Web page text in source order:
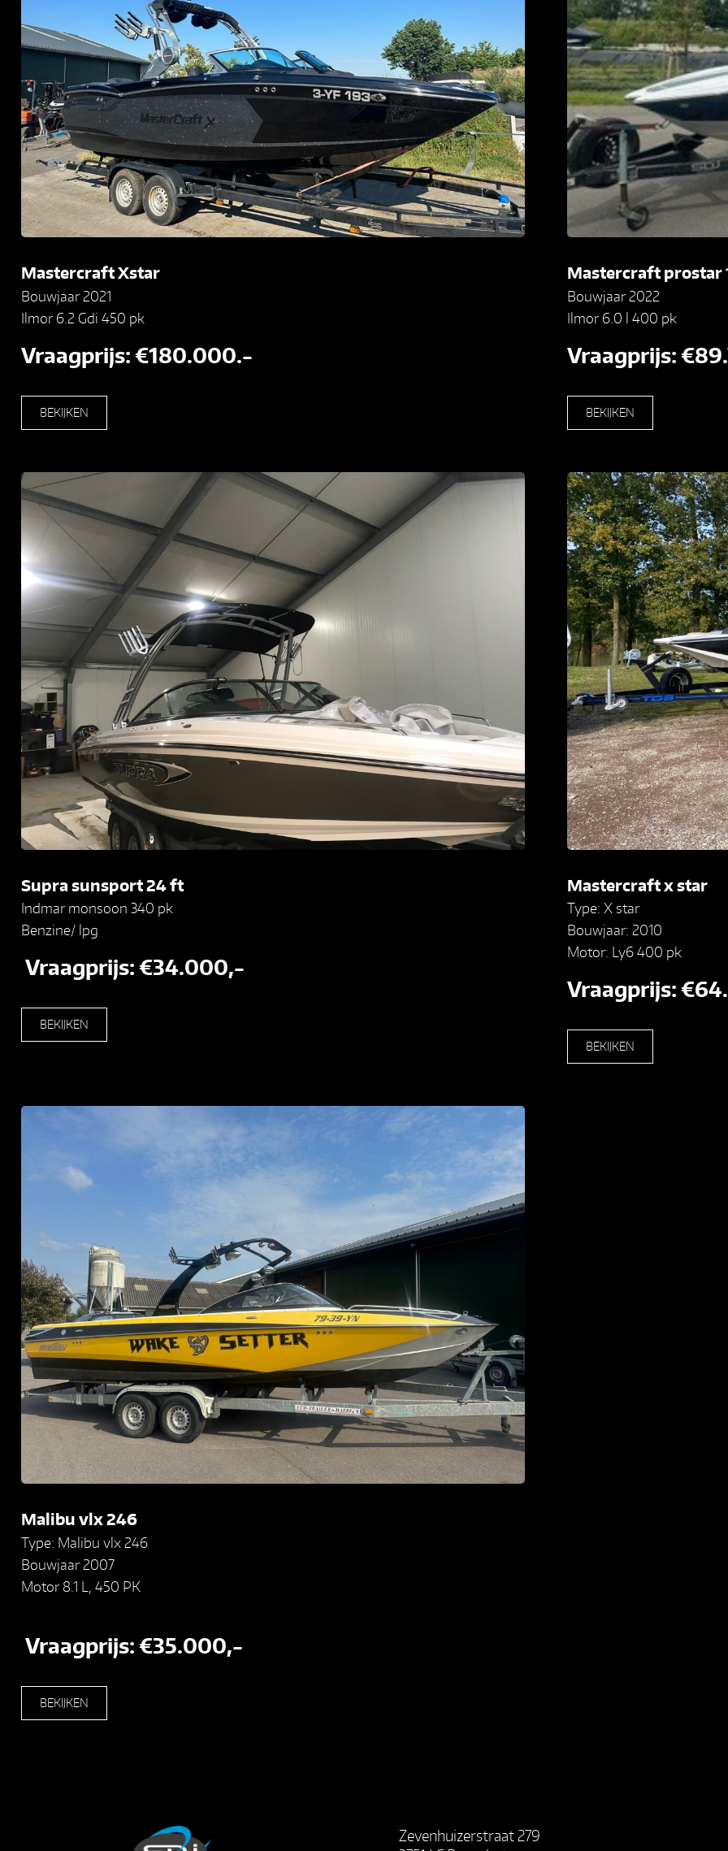
Mastercraft Xstar
Bouwjaar 2021
Ilmor 6.2 Gdi 450 pk
Vraagprijs: €180.000.-
BEKIJKEN
Mastercraft prostar
Bouwjaar 2022
Ilmor 6.0 l 400 pk
Vraagprijs:
BEKIJKEN
Supra sunsport 24 ft
Indmar monsoon 340 pk
Benzine/ lpg
Vraagprijs: €34.000,-
BEKIJKEN
Mastercraft x star
Type: X star
Bouwjaar: 2010
Motor: Ly6 400 pk
Vraagprijs:
BEKIJKEN
Malibu vlx 246
Type: Malibu vlx 246
Bouwjaar 2007
Motor 8.1 L, 450 PK
Vraagprijs: €35.000,-
BEKIJKEN
Zevenhuizerstraat 279